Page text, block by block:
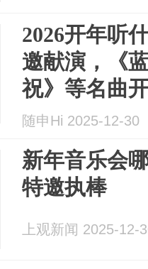
2026开年听
邀献演，《
祝》等名曲
随申Hi 2025-12-30
新年音乐会
特邀执棒
上观新闻 2025-12-